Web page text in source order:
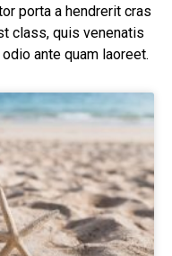
porta a hendrerit cras
class, quis venenatis
ante quam laoreet.